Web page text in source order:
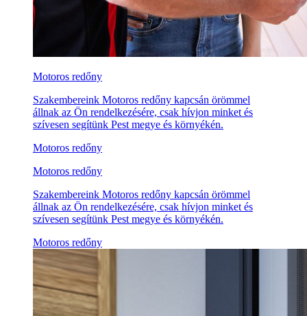
Motoros redőny
Szakembereink Motoros redőny kapcsán örömmel
állnak az Ön rendelkezésére, csak hívjon minket és
szívesen segítünk Pest megye és környékén.
Motoros redőny
Motoros redőny
Szakembereink Motoros redőny kapcsán örömmel
állnak az Ön rendelkezésére, csak hívjon minket és
szívesen segítünk Pest megye és környékén.
Motoros redőny